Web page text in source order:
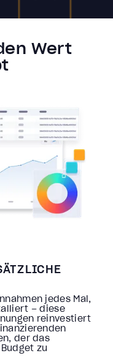
Wert
E
jedes Mal,
– diese
reinvestiert
der das
zu